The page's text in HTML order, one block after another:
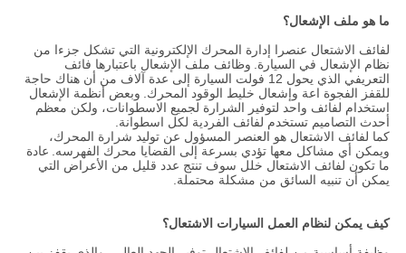
ما هو ملف الإشعال؟
لفائف الاشتعال عنصرا إدارة المحرك الإلكترونية التي تشكل جزءا من
نظام الإشعال في السيارة. وظائف ملف الإشعال باعتبارها فائف
التعريفي الذي يحول 12 فولت السيارة إلى عدة آلاف من أن هناك حاجة
للقفز الفجوة اعة وإشعال خليط الوقود المحرك. وبعض أنظمة الإشعال
استخدام لفائف واحد لتوفير الشرارة لجميع الاسطوانات، ولكن معظم
أحدث التصاميم تستخدم لفائف الفردية لكل اسطوانة.
كما لفائف الاشتعال هو العنصر المسؤول عن توليد شرارة المحرك،
ويمكن أي مشاكل معها تؤدي بسرعة إلى القضايا محرك الفهرسه. عادة
ما تكون لفائف الاشتعال خلل سوف تنتج عدد قليل من الأعراض التي
يمكن أن تنبيه السائق من مشكلة محتملة.
كيف يمكن لنظام العمل السيارات الاشتعال؟